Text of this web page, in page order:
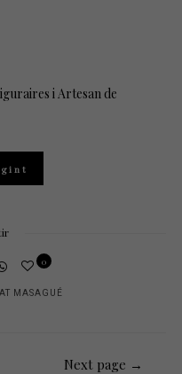
i Artesan de
MASAGUÉ
0
Next page →